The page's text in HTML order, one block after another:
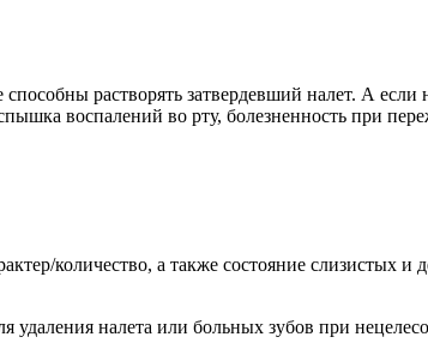
растворять затвердевший налет. А
воспалений во рту, болезненность при
количество, а также состояние слизистых
удаления налета или больных зубов при